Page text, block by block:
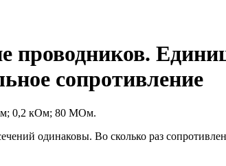
проводников.
сопротивление
0,2 кОм; 80 МОм.
одинаковы. Во сколько раз